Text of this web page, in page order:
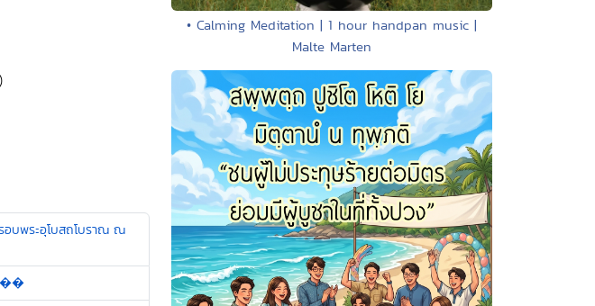
อบพระอุโบสถโบราณ ณ
• Calming Meditation | 1 hour handpan music |
Malte Marten